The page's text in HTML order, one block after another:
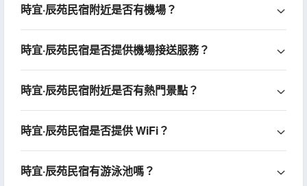
時宜·辰苑民宿附近是否有機場？
時宜·辰苑民宿是否提供機場接送服務？
時宜·辰苑民宿附近是否有熱門景點？
時宜·辰苑民宿是否提供 WiFi？
時宜·辰苑民宿有游泳池嗎？